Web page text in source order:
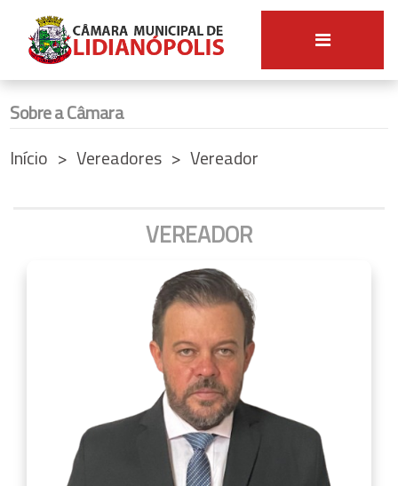
Sobre a Câmara
Início
Vereadores Vereador
VEREADOR